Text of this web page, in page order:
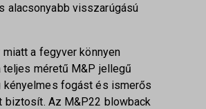
alacsonyabb visszarúgású
miatt a fegyver könnyen
teljes méretű M&P jellegű
kényelmes fogást és ismerős
biztosít. Az M&P22 blowback